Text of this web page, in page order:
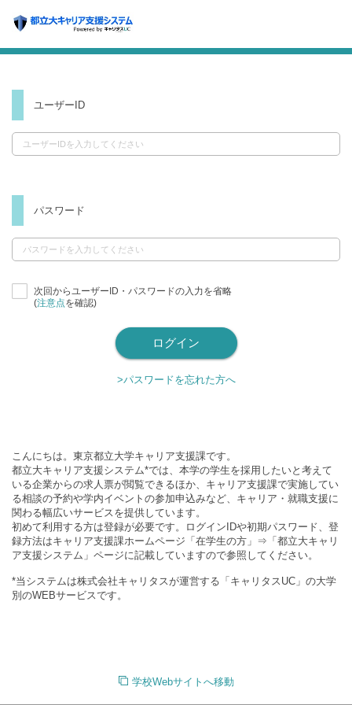
ユーザーID
パスワード
次回からユーザーID・パスワードの入力を省略
(注意点を確認)
>パスワードを忘れた方へ
こんにちは。東京都立大学キャリア支援課です。
都立大キャリア支援システム*では、本学の学生を採用したいと考えて
いる企業からの求人票が閲覧できるほか、キャリア支援課で実施してい
る相談の予約や学内イベントの参加申込みなど、キャリア・就職支援に
関わる幅広いサービスを提供しています。
初めて利用する方は登録が必要です。ログインIDや初期パスワード、登
録方法はキャリア支援課ホームページ「在学生の方」⇒「都立大キャリ
ア支援システム」ページに記載していますので参照してください。
*当システムは株式会社キャリタスが運営する「キャリタスUC」の大学
別のWEBサービスです。
学校Webサイトへ移動